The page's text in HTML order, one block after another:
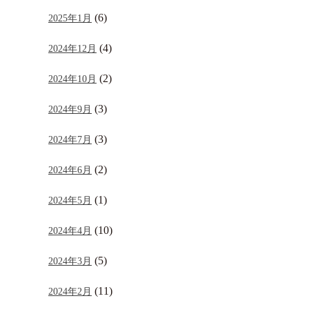
2025年1月 (6)
2024年12月 (4)
2024年10月 (2)
2024年9月 (3)
2024年7月 (3)
2024年6月 (2)
2024年5月 (1)
2024年4月 (10)
2024年3月 (5)
2024年2月 (11)